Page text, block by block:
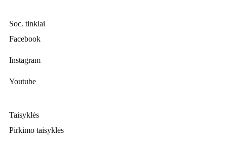
Soc. tinklai
Facebook
Instagram
Youtube
Taisyklės
Pirkimo taisyklės